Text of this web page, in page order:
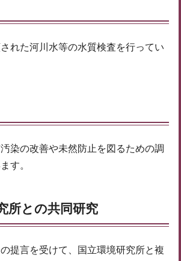
れた河川水等の水質検査を行ってい
染の改善や未然防止を図るための調
す。
所との共同研究
提言を受けて、国立環境研究所と複